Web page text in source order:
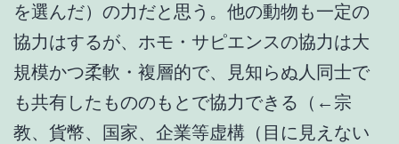
を選んだ）の力だと思う。他の動物も一定の
協力はするが、ホモ・サピエンスの協力は大
規模かつ柔軟・複層的で、見知らぬ人同士で
も共有したもののもとで協力できる（←宗
教、貨幣、国家、企業等虚構（目に見えない